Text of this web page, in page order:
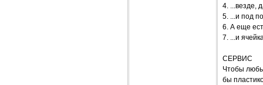
4. ...везде,
5. ...и под
6. А еще
7. ...и
СЕРВИС
Чтобы
бы